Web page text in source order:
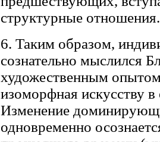
структурные отношения.
6. Таким образом,
сознательно мыслился
художественным
изоморфная искусству в
Изменение
одновременно